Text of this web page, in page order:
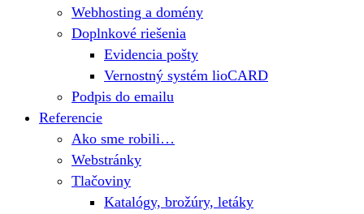
Webhosting a domény
Doplnkové riešenia
Evidencia pošty
Vernostný systém lioCARD
Podpis do emailu
Referencie
Ako sme robili…
Webstránky
Tlačoviny
Katalógy, brožúry, letáky